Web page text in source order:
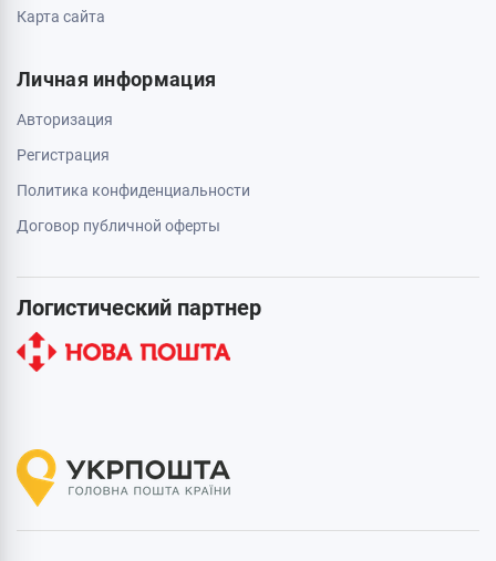
Карта сайта
Личная информация
Авторизация
Регистрация
Политика конфиденциальности
Договор публичной оферты
Логистический партнер